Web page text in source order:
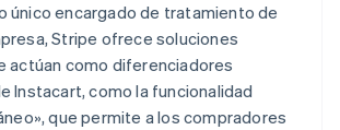
único encargado de tratamiento de
Stripe ofrece soluciones
actúan como diferenciadores
Instacart, como la funcionalidad
que permite a los compradores